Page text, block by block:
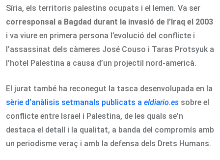
Síria, els territoris palestins ocupats i el Iemen. Va ser
corresponsal a Bagdad durant la invasió de l’Iraq el 2003
i va viure en primera persona l’evolució del conflicte i
l’assassinat dels càmeres José Couso i Taras Protsyuk a
l’hotel Palestina a causa d’un projectil nord-americà.
El jurat també ha reconegut la tasca desenvolupada en la
sèrie d’anàlisis setmanals publicats a eldiario.es sobre el
conflicte entre Israel i Palestina, de les quals se’n
destaca el detall i la qualitat, a banda del compromís amb
un periodisme veraç i amb la defensa dels Drets Humans.